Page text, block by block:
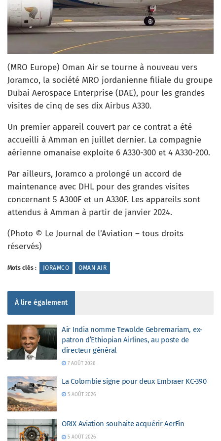
(MRO Europe) Oman Air se tourne à nouveau vers
Joramco, la société MRO jordanienne filiale du groupe
Dubai Aerospace Enterprise (DAE), pour les grandes
visites de cinq de ses dix Airbus A330.
Un premier appareil couvert par ce contrat a été
accueilli à Amman en juillet dernier. La compagnie
aérienne omanaise exploite 6 A330-300 et 4 A330-200.
Par ailleurs, Joramco a prolongé un accord de
maintenance avec DHL pour des grandes visites
concernant 5 A300F et un A330F. Les appareils sont
attendus à Amman à partir de janvier 2024.
(Photo © Le Journal de l’Aviation – tous droits
réservés)
Mots clés : JORAMCO OMAN AIR
À lire également
Air India nomme Tewolde Gebremariam, ex-
patron d’Ethiopian Airlines, au poste de
directeur général
7 AOÛT 2026
La Colombie signe pour deux Embraer KC-390
5 AOÛT 2026
ORIX Aviation souhaite acquérir AerFin
5 AOÛT 2026